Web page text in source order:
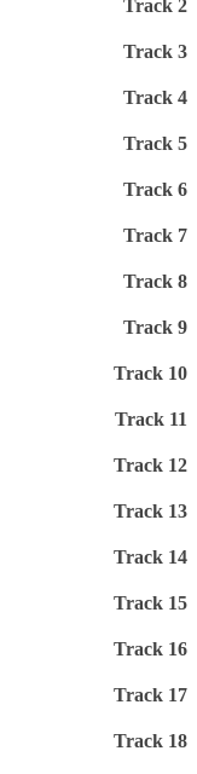
Track 2
Track 3
Track 4
Track 5
Track 6
Track 7
Track 8
Track 9
Track 10
Track 11
Track 12
Track 13
Track 14
Track 15
Track 16
Track 17
Track 18